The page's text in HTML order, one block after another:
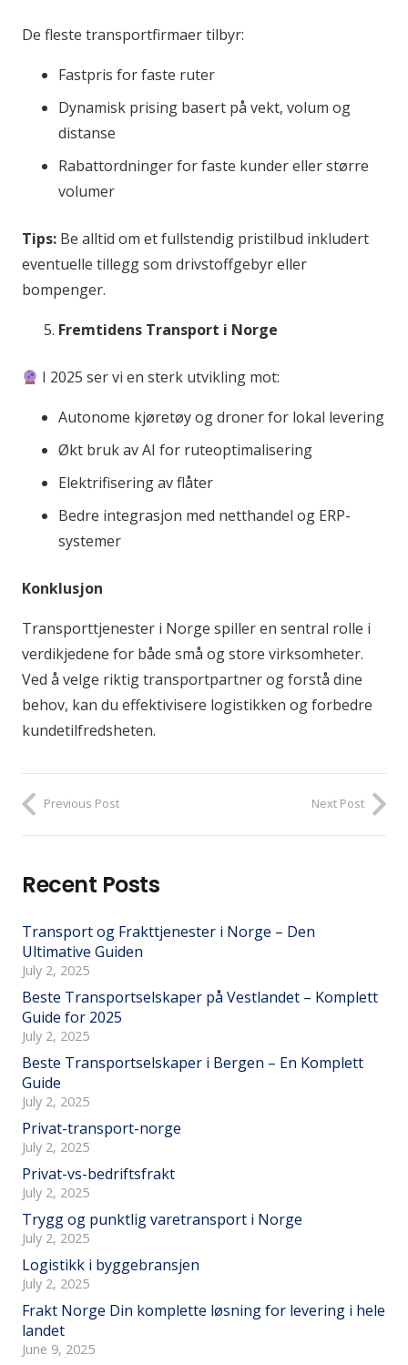
De fleste transportfirmaer tilbyr:
Fastpris for faste ruter
Dynamisk prising basert på vekt, volum og
distanse
Rabattordninger for faste kunder eller større
volumer
Tips: Be alltid om et fullstendig pristilbud inkludert
eventuelle tillegg som drivstoffgebyr eller
bompenger.
Fremtidens Transport i Norge
I 2025 ser vi en sterk utvikling mot:
Autonome kjøretøy og droner for lokal levering
Økt bruk av AI for ruteoptimalisering
Elektrifisering av flåter
Bedre integrasjon med netthandel og ERP-
systemer
Konklusjon
Transporttjenester i Norge spiller en sentral rolle i
verdikjedene for både små og store virksomheter.
Ved å velge riktig transportpartner og forstå dine
behov, kan du effektivisere logistikken og forbedre
kundetilfredsheten.
Previous Post Next Post
Recent Posts
Transport og Frakttjenester i Norge – Den
Ultimative Guiden
July 2, 2025
Beste Transportselskaper på Vestlandet – Komplett
Guide for 2025
July 2, 2025
Beste Transportselskaper i Bergen – En Komplett
Guide
July 2, 2025
Privat-transport-norge
July 2, 2025
Privat-vs-bedriftsfrakt
July 2, 2025
Trygg og punktlig varetransport i Norge
July 2, 2025
Logistikk i byggebransjen
July 2, 2025
Frakt Norge Din komplette løsning for levering i hele
landet
June 9, 2025